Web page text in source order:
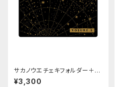
サカノウエチェキフォルダー＋チ
ェキ1枚
¥3,300